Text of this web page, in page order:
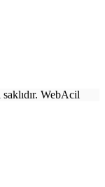
WebAcil